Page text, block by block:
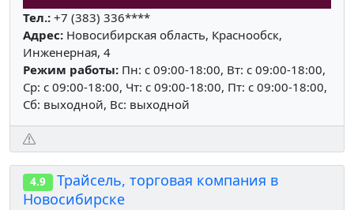
Тел.: +7 (383) 336****
Адрес: Новосибирская область, Краснообск,
Инженерная, 4
Режим работы: Пн: c 09:00-18:00, Вт: c 09:00-18:00,
Ср: c 09:00-18:00, Чт: c 09:00-18:00, Пт: c 09:00-18:00,
Сб: выходной, Вс: выходной
4.9
Трайсель, торговая компания в
Новосибирске